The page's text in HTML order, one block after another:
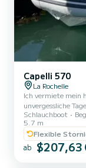
Capelli 570
La Rochelle
Ich vermiete mein
unvergessliche
eleganter Form
erkunden. |
Länge: 5,70 Meter
| - Motor:
Schlauchboot
5.7 m
Flexible
ab $207,63